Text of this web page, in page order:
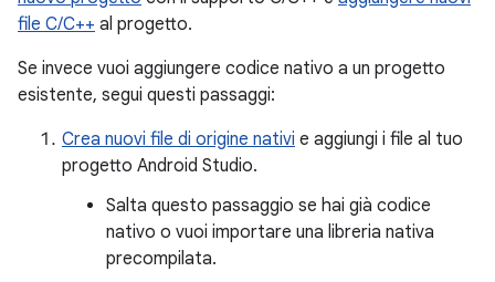
file C/C++ al progetto.
Se invece vuoi aggiungere codice nativo a un progetto
esistente, segui questi passaggi:
Crea nuovi file di origine nativi e aggiungi i file al tuo
progetto Android Studio.
Salta questo passaggio se hai già codice
nativo o vuoi importare una libreria nativa
precompilata.